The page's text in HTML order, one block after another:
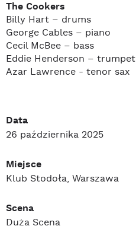
The Cookers
Billy Hart – drums
George Cables – piano
Cecil McBee – bass
Eddie Henderson – trumpet
Azar Lawrence - tenor sax
Data
26 października 2025
Miejsce
Klub Stodoła, Warszawa
Scena
Duża Scena